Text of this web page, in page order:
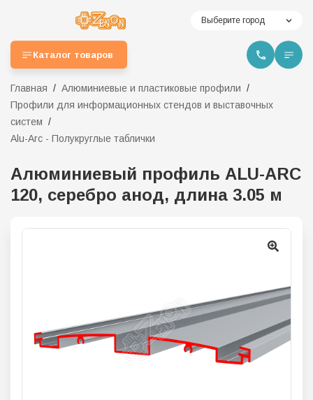
Выберите город
Каталог товаров
Главная
Алюминиевые и пластиковые профили
Профили для информационных стендов и выставочных
систем
Alu-Arc - Полукруглые таблички
Алюминиевый профиль ALU-ARC
120, серебро анод, длина 3.05 м